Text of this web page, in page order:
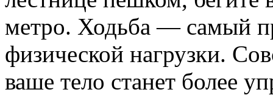
метро. Ходьба — самый
физической нагрузки.
ваше тело станет более